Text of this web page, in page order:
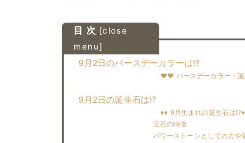
目 次 [close
menu]
9月2日のバースデーカラーは!?
♥♥ バースデーカラー・
9月2日の誕生石は!?
♦♦ 9月生まれの誕生石は
宝石の特徴
パワーストーンとしての力や